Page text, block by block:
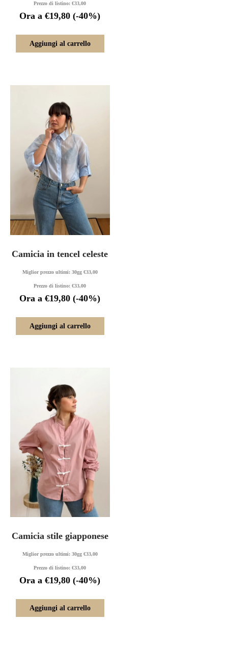
Prezzo di listino:€33,00
Ora a €19,80 (-40%)
Aggiungi al carrello
Camicia in tencel celeste
Miglior prezzo ultimi: 30gg €33,00
Prezzo di listino:€33,00
Ora a €19,80 (-40%)
Aggiungi al carrello
Camicia stile giapponese
Miglior prezzo ultimi: 30gg €33,00
Prezzo di listino:€33,00
Ora a €19,80 (-40%)
Aggiungi al carrello